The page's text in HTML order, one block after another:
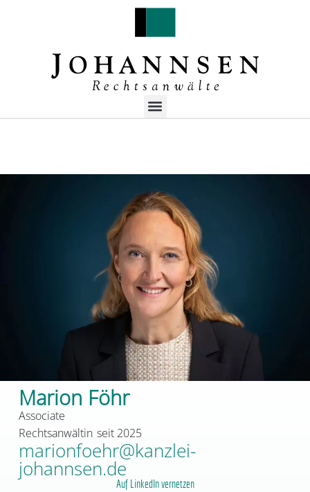
Marion Föhr
Associate
Rechtsanwältin seit 2025
marionfoehr@kanzlei-
johannsen.de
Auf LinkedIn vernetzen